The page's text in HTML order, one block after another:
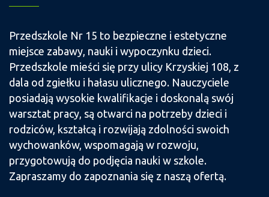
Przedszkole Nr 15 to bezpieczne i estetyczne
miejsce zabawy, nauki i wypoczynku dzieci.
Przedszkole mieści się przy ulicy Krzyskiej 108, z
dala od zgiełku i hałasu ulicznego. Nauczyciele
posiadają wysokie kwalifikacje i doskonalą swój
warsztat pracy, są otwarci na potrzeby dzieci i
rodziców, kształcą i rozwijają zdolności swoich
wychowanków, wspomagają w rozwoju,
przygotowują do podjęcia nauki w szkole.
Zapraszamy do zapoznania się z naszą ofertą.